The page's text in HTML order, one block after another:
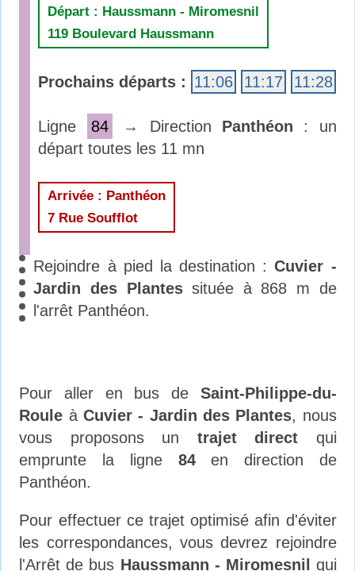
Départ : Haussmann - Miromesnil
119 Boulevard Haussmann
Prochains départs : 11:06 11:17 11:28
Ligne 84 → Direction Panthéon : un
départ toutes les 11 mn
Arrivée : Panthéon
7 Rue Soufflot
Rejoindre à pied la destination :Cuvier -
Jardin des Plantessituée à 868 m de
l'arrêt Panthéon.
Pour aller en bus de Saint-Philippe-du-
Roule àCuvier - Jardin des Plantes, nous
vous proposons un trajet direct qui
emprunte la ligne 84en direction de
Panthéon.
Pour effectuer ce trajet optimisé afin d'éviter
les correspondances, vous devrez rejoindre
l'Arrêt de bus Haussmann - Miromesnil qui